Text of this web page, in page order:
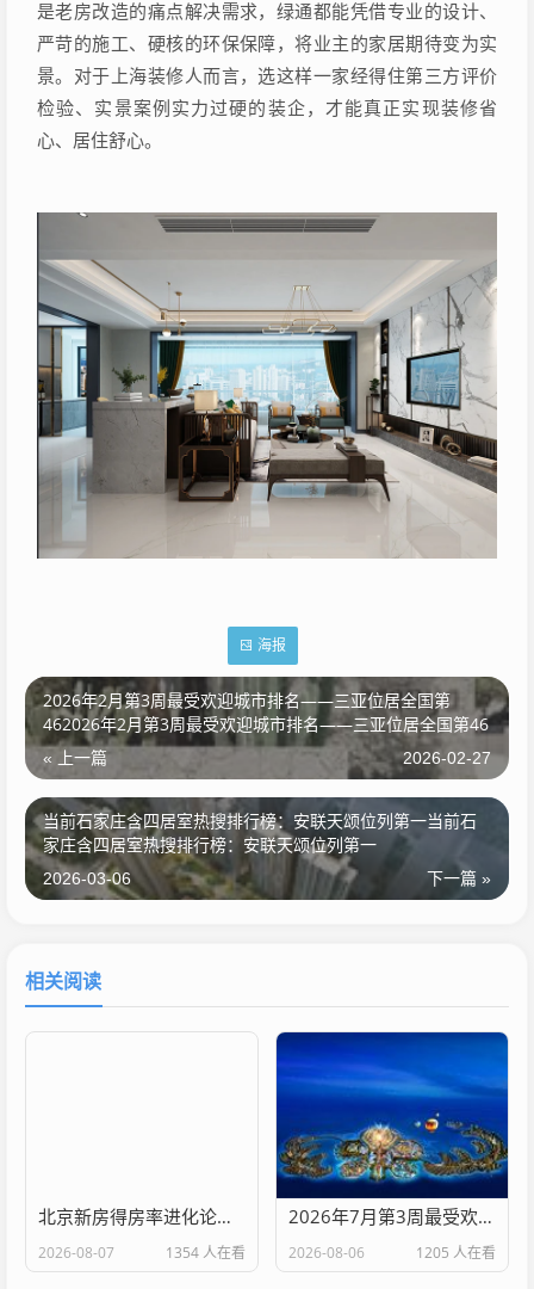
是老房改造的痛点解决需求，绿通都能凭借专业的设计、
严苛的施工、硬核的环保保障，将业主的家居期待变为实
景。对于上海装修人而言，选这样一家经得住第三方评价
检验、实景案例实力过硬的装企，才能真正实现装修省
心、居住舒心。
海报
2026年2月第3周最受欢迎城市排名——三亚位居全国第
462026年2月第3周最受欢迎城市排名——三亚位居全国第46
« 上一篇 2026-02-27
当前石家庄含四居室热搜排行榜：安联天颂位列第一当前石
家庄含四居室热搜排行榜：安联天颂位列第一
下一篇 »
2026-03-06
相关阅读
北京新房得房率进化论：从60%到99%，高得房率如何重塑主城居住价值？北京新房得房率进化论：从60%到99%，高得房率如何重塑主城居住价值？
2026-08-07 1354 人在看
2026年7月第3周最受欢迎城市排名——海南位居全国第402026年7月第3周最受欢迎城市排名——海南位居全国第40
2026-08-06 1205 人在看